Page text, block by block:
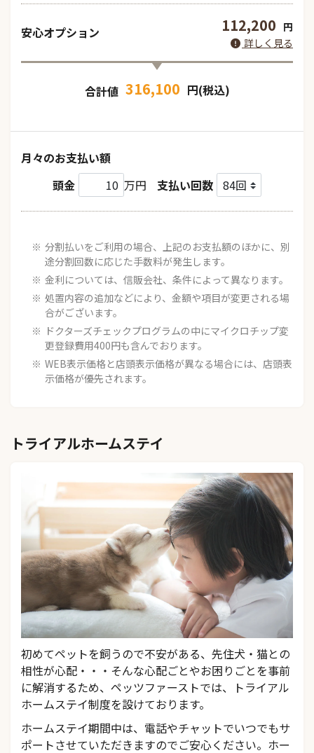
安心オプション 112,200 円
詳しく見る
合計値 316,100 円(税込)
月々のお支払い額
頭金
万円 支払い回数
分割払いをご利用の場合、上記のお支払額のほかに、別
途分割回数に応じた手数料が発生します。
金利については、信販会社、条件によって異なります。
処置内容の追加などにより、金額や項目が変更される場
合がございます。
ドクターズチェックプログラムの中にマイクロチップ変
更登録費用400円も含んでおります。
WEB表示価格と店頭表示価格が異なる場合には、店頭表
示価格が優先されます。
トライアルホームステイ
初めてペットを飼うので不安がある、先住犬・猫との
相性が心配・・・そんな心配ごとやお困りごとを事前
に解消するため、ペッツファーストでは、トライアル
ホームステイ制度を設けております。
ホームステイ期間中は、電話やチャットでいつでもサ
ポートさせていただきますのでご安心ください。ホー